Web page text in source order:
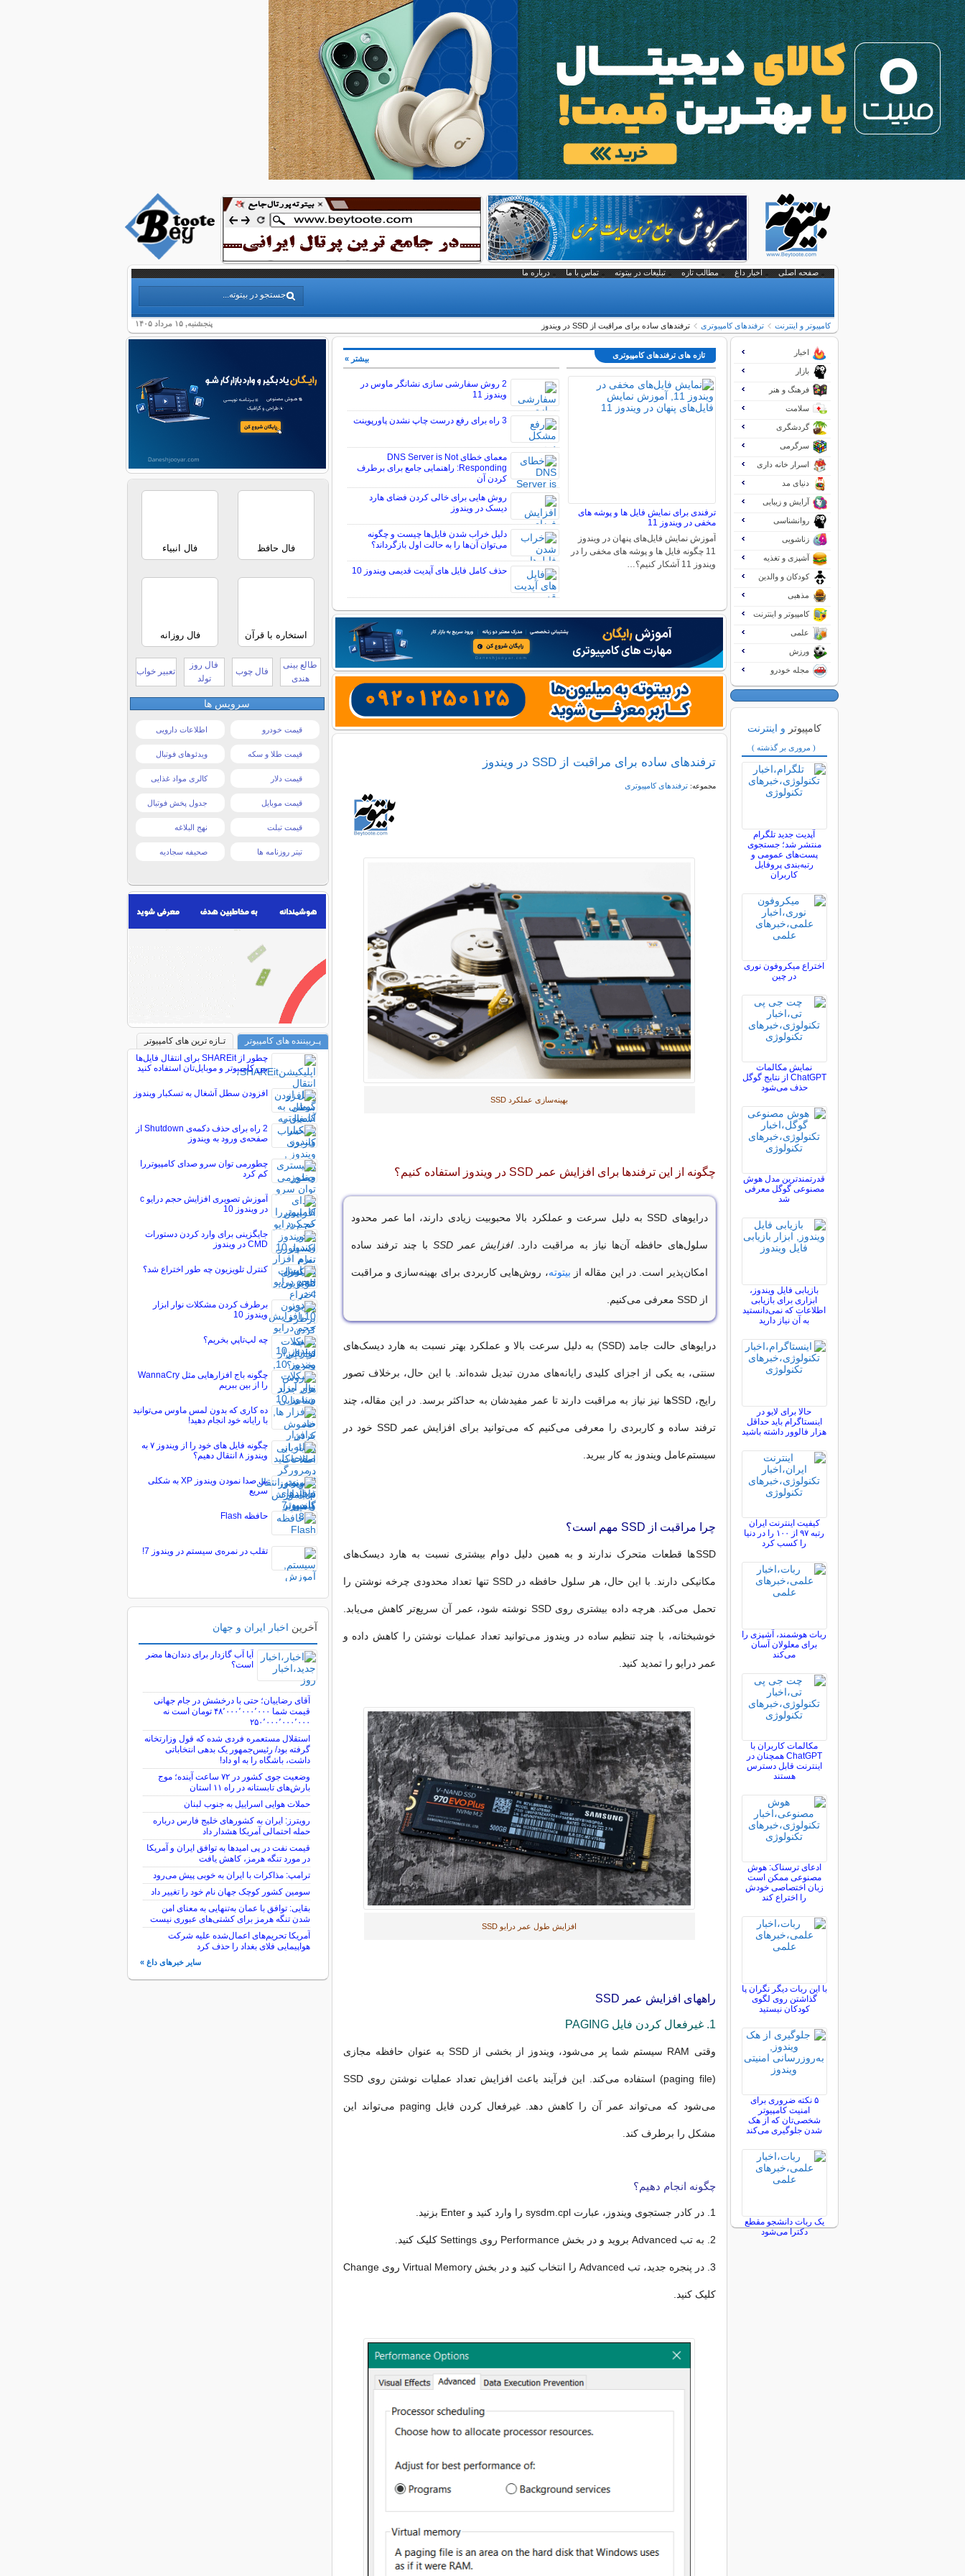
صفحه اصلی اخبار داغ مطالب تازه تبلیغات در بیتوته تماس با ما درباره ما
پنجشنبه, ۱۵ مرداد ۱۴۰۵ کامپیوتر و اینترنت ترفندهای کامپیوتری ترفندهای ساده برای مراقبت از SSD در ویندوز
تازه های ترفندهای کامپیوتری
ترفندی برای نمایش فایل ها و پوشه های
مخفی در ویندوز 11
آموزش نمایش فایل‌های پنهان در ویندوز
11 چگونه فایل ها و پوشه های مخفی را در
ویندوز 11 آشکار کنیم؟…
2 روش سفارشی سازی نشانگر ماوس در
ویندوز 11
3 راه برای رفع درست چاپ نشدن پاورپوینت
معمای خطای DNS Server is Not
Responding: راهنمایی جامع برای برطرف
کردن آن
روش هایی برای خالی کردن فضای هارد
دیسک در ویندوز
دلیل خراب شدن فایل‌ها چیست و چگونه
می‌توان آن‌ها را به حالت اول بازگرداند؟
حذف کامل فایل های آپدیت قدیمی ویندوز 10
بیشتر »
ترفندهای ساده برای مراقبت از SSD در ویندوز
مجموعه:ترفندهای کامپیوتری
بهینه‌سازی عملکرد SSD
چگونه از این ترفندها برای افزایش عمر SSD در ویندوز استفاده کنیم؟
درایوهای SSD به دلیل سرعت و عملکرد بالا محبوبیت زیادی دارند، اما عمر محدود
سلول‌های حافظه آن‌ها نیاز به مراقبت دارد.افزایش عمر SSD با چند ترفند ساده
امکان‌پذیر است. در این مقاله از بیتوته، روش‌هایی کاربردی برای بهینه‌سازی و مراقبت
از SSD معرفی می‌کنیم.
درایوهای حالت جامد (SSD) به دلیل سرعت بالا و عملکرد بهتر نسبت به هارد دیسک‌های
سنتی، به یکی از اجزای کلیدی رایانه‌های مدرن تبدیل شده‌اند. با این حال، برخلاف تصور
رایج، SSDها نیز نیاز به مراقبت دارند تا عمر مفیدشان به حداکثر برسد. در این مقاله، چند
ترفند ساده و کاربردی را معرفی می‌کنیم که می‌توانید برای افزایش عمر SSD خود در
سیستم‌عامل ویندوز به کار ببرید.
چرا مراقبت از SSD مهم است؟
SSDها قطعات متحرک ندارند و به همین دلیل دوام بیشتری نسبت به هارد دیسک‌های
مکانیکی دارند. با این حال، هر سلول حافظه در SSD تنها تعداد محدودی چرخه نوشتن را
تحمل می‌کند. هرچه داده بیشتری روی SSD نوشته شود، عمر آن سریع‌تر کاهش می‌یابد.
خوشبختانه، با چند تنظیم ساده در ویندوز می‌توانید تعداد عملیات نوشتن را کاهش داده و
عمر درایو را تمدید کنید.
افزایش طول عمر درایو SSD
راههای افزایش عمر SSD
1. غیرفعال کردن فایل PAGING
وقتی RAM سیستم شما پر می‌شود، ویندوز از بخشی از SSD به عنوان حافظه مجازی
(paging file) استفاده می‌کند. این فرآیند باعث افزایش تعداد عملیات نوشتن روی SSD
می‌شود که می‌تواند عمر آن را کاهش دهد. غیرفعال کردن فایل paging می‌تواند این
مشکل را برطرف کند.
چگونه انجام دهیم؟
1. در کادر جستجوی ویندوز، عبارت sysdm.cpl را وارد کنید و Enter بزنید.
2. به تب Advanced بروید و در بخش Performance روی Settings کلیک کنید.
3. در پنجره جدید، تب Advanced را انتخاب کنید و در بخش Virtual Memory روی Change
کلیک کنید.
اخبار
بازار
فرهنگ و هنر
سلامت
گردشگری
سرگرمی
اسرار خانه داری
دنیای مد
آرایش و زیبایی
روانشناسی
زناشویی
آشپزی و تغذیه
کودکان و والدین
مذهبی
کامپیوتر و اینترنت
علمی
ورزش
مجله خودرو
کامپیوتر و اینترنت
( مروری بر گذشته )
آپدیت جدید تلگرام
منتشر شد؛ جستجوی
پست‌های عمومی و
رتبه‌بندی پروفایل
کاربران
اختراع میکروفون نوری
در چین
نمایش مکالمات
ChatGPT از نتایج گوگل
حذف می‌شود
قدرتمندترین مدل هوش
مصنوعی گوگل معرفی
شد
بازیابی فایل ویندوز،
ابزاری برای بازیابی
اطلاعات که نمی‌دانستید
به آن نیاز دارید
حالا برای لایو در
اینستاگرام باید حداقل
هزار فالوور داشته باشید
کیفیت اینترنت ایران
رتبه ۹۷ از ۱۰۰ را در دنیا
را کسب کرد
ربات هوشمند، آشپزی را
برای معلولان آسان
می‌کند
مکالمات کاربران با
ChatGPT همچنان در
اینترنت قابل دسترس
هستند
ادعای ترسناک: هوش
مصنوعی ممکن است
زبان اختصاصی خودش
را اختراع کند
با این ربات دیگر نگران پا
گذاشتن روی لگوی
کودکان نیستید
۵ نکته ضروری برای
امنیت کامپیوتر
شخصی‌تان که از هک
شدن جلوگیری می‌کند
یک ربات دانشجو مقطع
دکترا می‌شود
فال حافظ فال انبیاء
استخاره با قرآن فال روزانه
طالع بینی
هندی
فال چوب
فال روز
تولد
تعبیر خواب
سرویس ها
قیمت خودرو اطلاعات دارویی
قیمت طلا و سکه ویدئوهای فوتبال
قیمت دلار کالری مواد غذایی
قیمت موبایل جدول پخش فوتبال
قیمت تبلت نهج البلاغه
تیتر روزنامه ها صحیفه سجادیه
پـربیننده های کامپیوتر
تـازه ترین های کامپیوتر
چطور از SHAREit برای انتقال فایل‌ها
بین کامپیوتر و موبایل‌تان استفاده کنید
افزودن سطل آشغال به تسکبار ويندوز
2 راه برای حذف دکمه‌ی Shutdown از
صفحه‌ی ورود به ویندوز
چطورمی توان سرو صدای کامپیوتررا
کم کرد
آموزش تصویری افزایش حجم درایو c
در ویندوز 10
جایگزینی برای وارد کردن دستورات
CMD در ویندوز
کنترل تلویزیون چه طور اختراع شد؟
برطرف کردن مشکلات نوار ابزار
ویندوز 10
چه لپ‌تاپي بخريم؟
چگونه باج افزارهایی مثل WannaCry
را از بین ببریم
ده کاری که بدون لمس ماوس می‌توانید
با رایانه خود انجام دهید!
چگونه فایل های خود را از ویندوز ۷ به
ویندوز ۸ انتقال دهیم؟
بی صدا نمودن ویندوز XP به شکلی
سریع
حافظه Flash
تقلب در نمره‌ی سیستم در ویندوز 7!
آخرین اخبار ایران و جهان
آیا آب گازدار برای دندان‌ها مضر
است؟
آقای رضاییان؛ حتی با درخشش در جام جهانی
قیمت شما ۴۸٬۰۰۰٬۰۰۰٬۰۰۰ تومان است نه
۲۵۰٬۰۰۰٬۰۰۰٬۰۰۰
استقلال مستعمره فردی شده که قول وزارتخانه
گرفته بود/ رئیس‌جمهور یک بدهی انتخاباتی
داشت، باشگاه را به او داد!
وضعیت جوی کشور در ۷۲ ساعت آینده؛ موج
بارش‌های تابستانه در راه ۱۱ استان
حملات هوایی اسراییل به جنوب لبنان
رویترز: ایران به کشورهای خلیج فارس درباره
حمله احتمالی آمریکا هشدار داد
قیمت نفت در پی امیدها به توافق ایران و آمریکا
در مورد تنگه هرمز، کاهش یافت
ترامپ: مذاکرات با ایران به خوبی پیش می‌رود
سومین کشور کوچک جهان نام خود را تغییر داد
بقایی: توافق با عمان به‌تنهایی به معنای امن
شدن تنگه هرمز برای کشتی‌های عبوری نیست
آمریکا تحریم‌های اعمال‌شده علیه شرکت
هواپیمایی فلای بغداد را حذف کرد
سایر خبرهای داغ »